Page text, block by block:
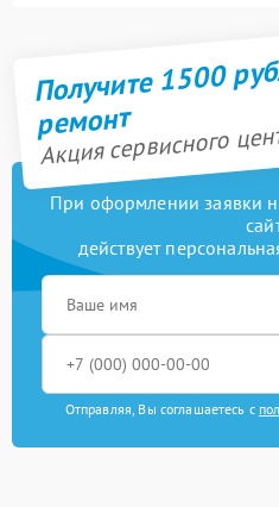
Получите 1500
ремонт
Акция сервисного
При оформлении заявки
действует
Отправляя, Вы соглашаетесь с